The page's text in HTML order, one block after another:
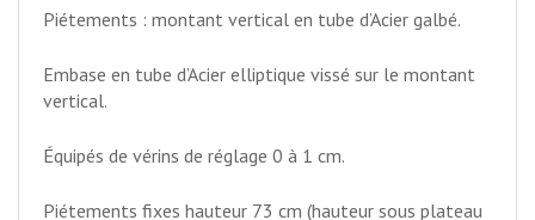
Piétements : montant vertical en tube d’Acier galbé.
Embase en tube d’Acier elliptique vissé sur le montant
vertical.
Équipés de vérins de réglage 0 à 1 cm.
Piétements fixes hauteur 73 cm (hauteur sous plateau